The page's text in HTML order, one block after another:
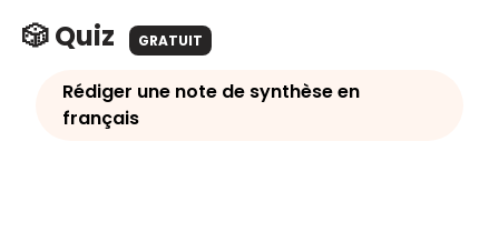
🎲 Quiz GRATUIT
Rédiger une note de synthèse en
français